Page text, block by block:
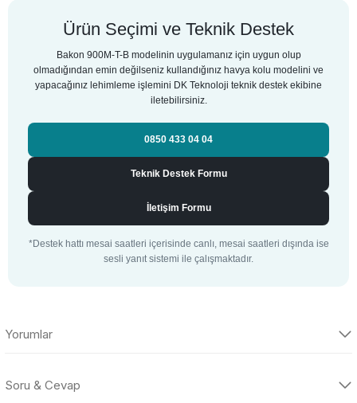
Ürün Seçimi ve Teknik Destek
Bakon 900M-T-B modelinin uygulamanız için uygun olup
olmadığından emin değilseniz kullandığınız havya kolu modelini ve
yapacağınız lehimleme işlemini DK Teknoloji teknik destek ekibine
iletebilirsiniz.
0850 433 04 04
Teknik Destek Formu
İletişim Formu
*Destek hattı mesai saatleri içerisinde canlı, mesai saatleri dışında ise
sesli yanıt sistemi ile çalışmaktadır.
Yorumlar
Soru & Cevap